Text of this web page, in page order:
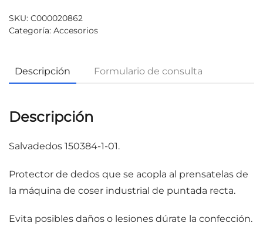
SKU: C000020862
Categoría: Accesorios
Descripción Formulario de consulta
Descripción
Salvadedos 150384-1-01.
Protector de dedos que se acopla al prensatelas de
la máquina de coser industrial de puntada recta.
Evita posibles daños o lesiones dúrate la confección.